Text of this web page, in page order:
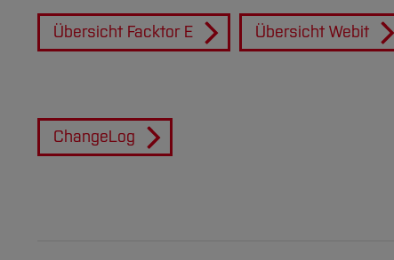
Übersicht Facktor E Übersicht Webit
ChangeLog